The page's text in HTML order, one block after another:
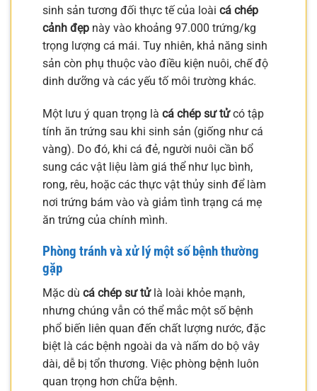
sinh sản tương đối thực tế của loài cá chép
cảnh đẹp này vào khoảng 97.000 trứng/kg
trọng lượng cá mái. Tuy nhiên, khả năng sinh
sản còn phụ thuộc vào điều kiện nuôi, chế độ
dinh dưỡng và các yếu tố môi trường khác.
Một lưu ý quan trọng là cá chép sư tửcó tập
tính ăn trứng sau khi sinh sản (giống như cá
vàng). Do đó, khi cá đẻ, người nuôi cần bổ
sung các vật liệu làm giá thể như lục bình,
rong, rêu, hoặc các thực vật thủy sinh để làm
nơi trứng bám vào và giảm tình trạng cá mẹ
ăn trứng của chính mình.
Phòng tránh và xử lý một số bệnh thường
gặp
Mặc dù cá chép sư tửlà loài khỏe mạnh,
nhưng chúng vẫn có thể mắc một số bệnh
phổ biến liên quan đến chất lượng nước, đặc
biệt là các bệnh ngoài da và nấm do bộ vây
dài, dễ bị tổn thương. Việc phòng bệnh luôn
quan trọng hơn chữa bệnh.